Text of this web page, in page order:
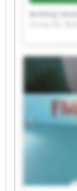
Building
Solutions
Solutions
ltd. Building
Solutions
ltd. Building
Solutions
ltd. Building
Solutions
ltd. Building
Solutions